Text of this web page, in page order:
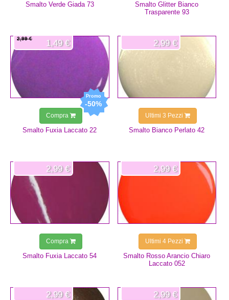
Smalto Verde Giada 73
Smalto Glitter Bianco
Trasparente 93
-50%
Smalto Fuxia Laccato 22
2,99 € 1,49 €
Compra
Smalto Bianco Perlato 42
2,99 €
Ultimi 3 Pezzi
Smalto Fuxia Laccato 54
2,99 €
Compra
Smalto Rosso Arancio Chiaro
Laccato 052
2,99 €
Ultimi 4 Pezzi
2,99 € 2,99 €